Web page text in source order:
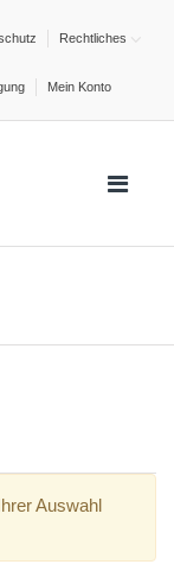
Rechtliches
Mein Konto
Auswahl